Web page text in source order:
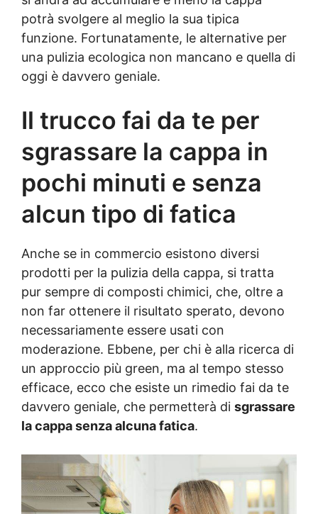
potrà svolgere al meglio la sua tipica
funzione. Fortunatamente, le alternative per
una pulizia ecologica non mancano e quella di
oggi è davvero geniale.
Il trucco fai da te per
sgrassare la cappa in
pochi minuti e senza
alcun tipo di fatica
Anche se in commercio esistono diversi
prodotti per la pulizia della cappa, si tratta
pur sempre di composti chimici, che, oltre a
non far ottenere il risultato sperato, devono
necessariamente essere usati con
moderazione. Ebbene, per chi è alla ricerca di
un approccio più green, ma al tempo stesso
efficace, ecco che esiste un rimedio fai da te
davvero geniale, che permetterà di sgrassare
la cappa senza alcuna fatica.